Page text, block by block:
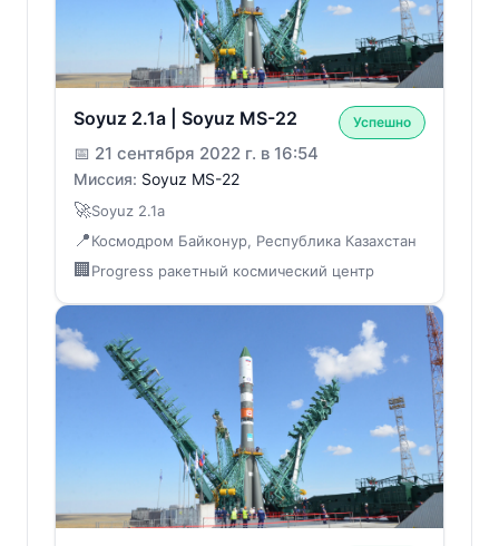
Soyuz 2.1a | Soyuz MS-22 Успешно
📅 21 сентября 2022 г. в 16:54
Миссия: Soyuz MS-22
🚀Soyuz 2.1a
📍Космодром Байконур, Республика Казахстан
🏢 Progress ракетный космический центр